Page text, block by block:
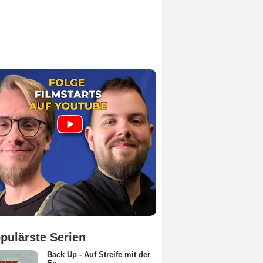
Serien
Back Up - Auf Streife mit der